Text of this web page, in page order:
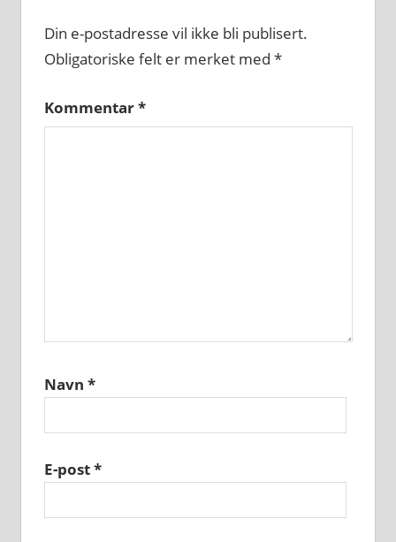
Din e-postadresse vil ikke bli publisert.
Obligatoriske felt er merket med *
Kommentar*
Navn *
E-post*